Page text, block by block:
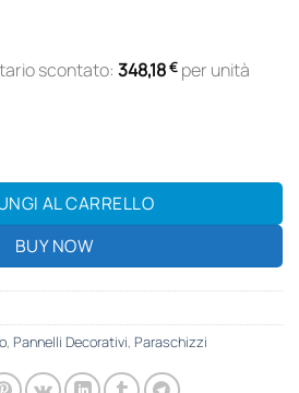
scontato: 348,18€ per unità
MARMO CALACATTA LUCIDO
AL CARRELLO
BUY NOW
, Pannelli Decorativi, Paraschizzi